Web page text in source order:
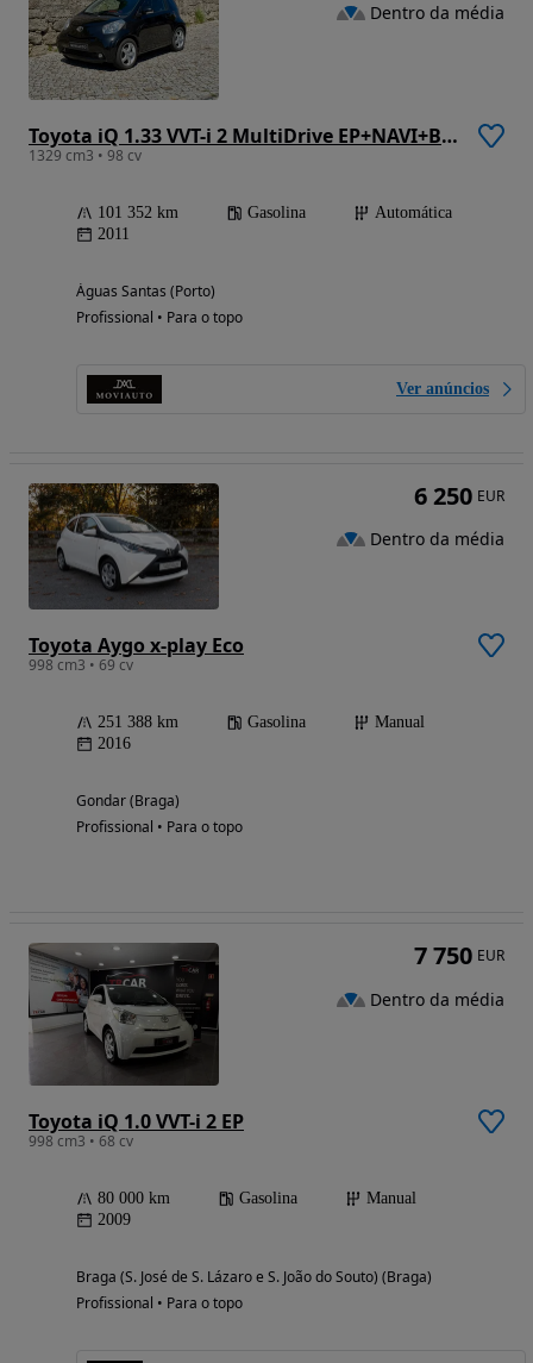
Toyota iQ 1.33 VVT-i 2 MultiDrive EP+NAVI+Bluetooth
1329 cm3 • 98 cv
101 352 km Gasolina
Automática
2011
Águas Santas (Porto)
Profissional • Para o topo
Ver anúncios
Dentro da média
Toyota Aygo x-play Eco
998 cm3 • 69 cv
251 388 km Gasolina
Manual
2016
Gondar (Braga)
Profissional • Para o topo
6 250 EUR
Dentro da média
Toyota iQ 1.0 VVT-i 2 EP
998 cm3 • 68 cv
80 000 km Gasolina
Manual
2009
Braga (S. José de S. Lázaro e S. João do Souto) (Braga)
Profissional • Para o topo
7 750 EUR
Dentro da média